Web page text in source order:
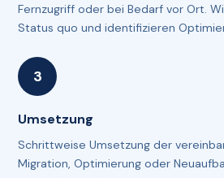
Fernzugriff oder bei Bedarf vor Ort.
Status quo und identifizieren
Umsetzung
Schrittweise Umsetzung der
Migration, Optimierung oder